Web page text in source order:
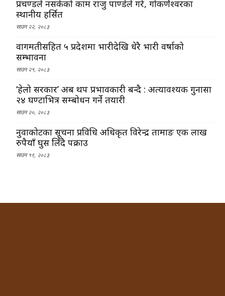
प्रचण्डले नसकेको काम राजु पाण्डेले गरे, गोकर्णेश्वरका
स्थानीय हर्सित
साउन २२, २०८३
वागमतीसहित ५ प्रदेशमा भारीदेखि धेरै भारी वर्षाको
सम्भावना
साउन २१, २०८३
‘हेलो सरकार’ अब थप प्रभावकारी बन्दै : अत्यावश्यक गुनासा
२४ घण्टाभित्र सम्बोधन गर्ने तयारी
साउन २०, २०८३
नुवाकोटका सूचना प्रविधि अधिकृत विरेन्द्र तामाङ एक लाख
रुपैयाँ घुस लिँदै पक्राउ
साउन १९, २०८३